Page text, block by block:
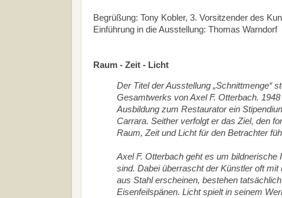
Begrüßung: Tony Kobler, 3. Vorsitzender des
Einführung in die Ausstellung: Thomas Warndorf
Raum - Zeit - Licht
Der Titel der Ausstellung „Schnittmenge“
Gesamtwerks von Axel F. Otterbach.
Ausbildung zum Restaurator ein
Carrara. Seither verfolgt er das Ziel, den
Raum, Zeit und Licht für den Betrachter
Axel F. Otterbach geht es um
sind. Dabei überrascht der Künstler oft
aus Stahl erscheinen, bestehen
Eisenfeilspänen. Licht spielt in seinem